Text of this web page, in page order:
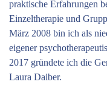
praktische Erfahrungen
Einzeltherapie und
März 2008 bin ich als
eigener
2017 gründete ich die
Laura Daiber.